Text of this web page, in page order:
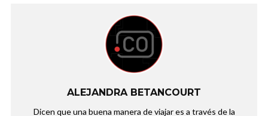
ALEJANDRA BETANCOURT
Dicen que una buena manera de viajar es a través de la